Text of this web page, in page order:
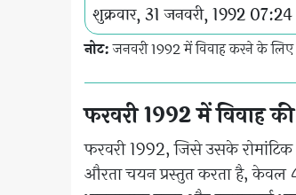
शुक्रवार, 31 जनवरी, 1992
नोट:जनवरी 1992 में विवाह करने के
फरवरी 1992 में विवाह
फरवरी 1992, जिसे उसके
औरता चयन प्रस्तुत करता है, केवल